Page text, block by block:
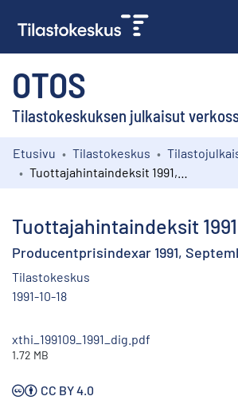
OTOS
Tilastokeskuksen julkaisut
Kokoelmat
Etusivu Tilastokeskus
Tuottajahintaindeksit
Producentprisindexar 1991,
Tilastokeskus
1991-10-18
xthi_199109_1991_dig.pdf
1.72 MB
CC BY 4.0